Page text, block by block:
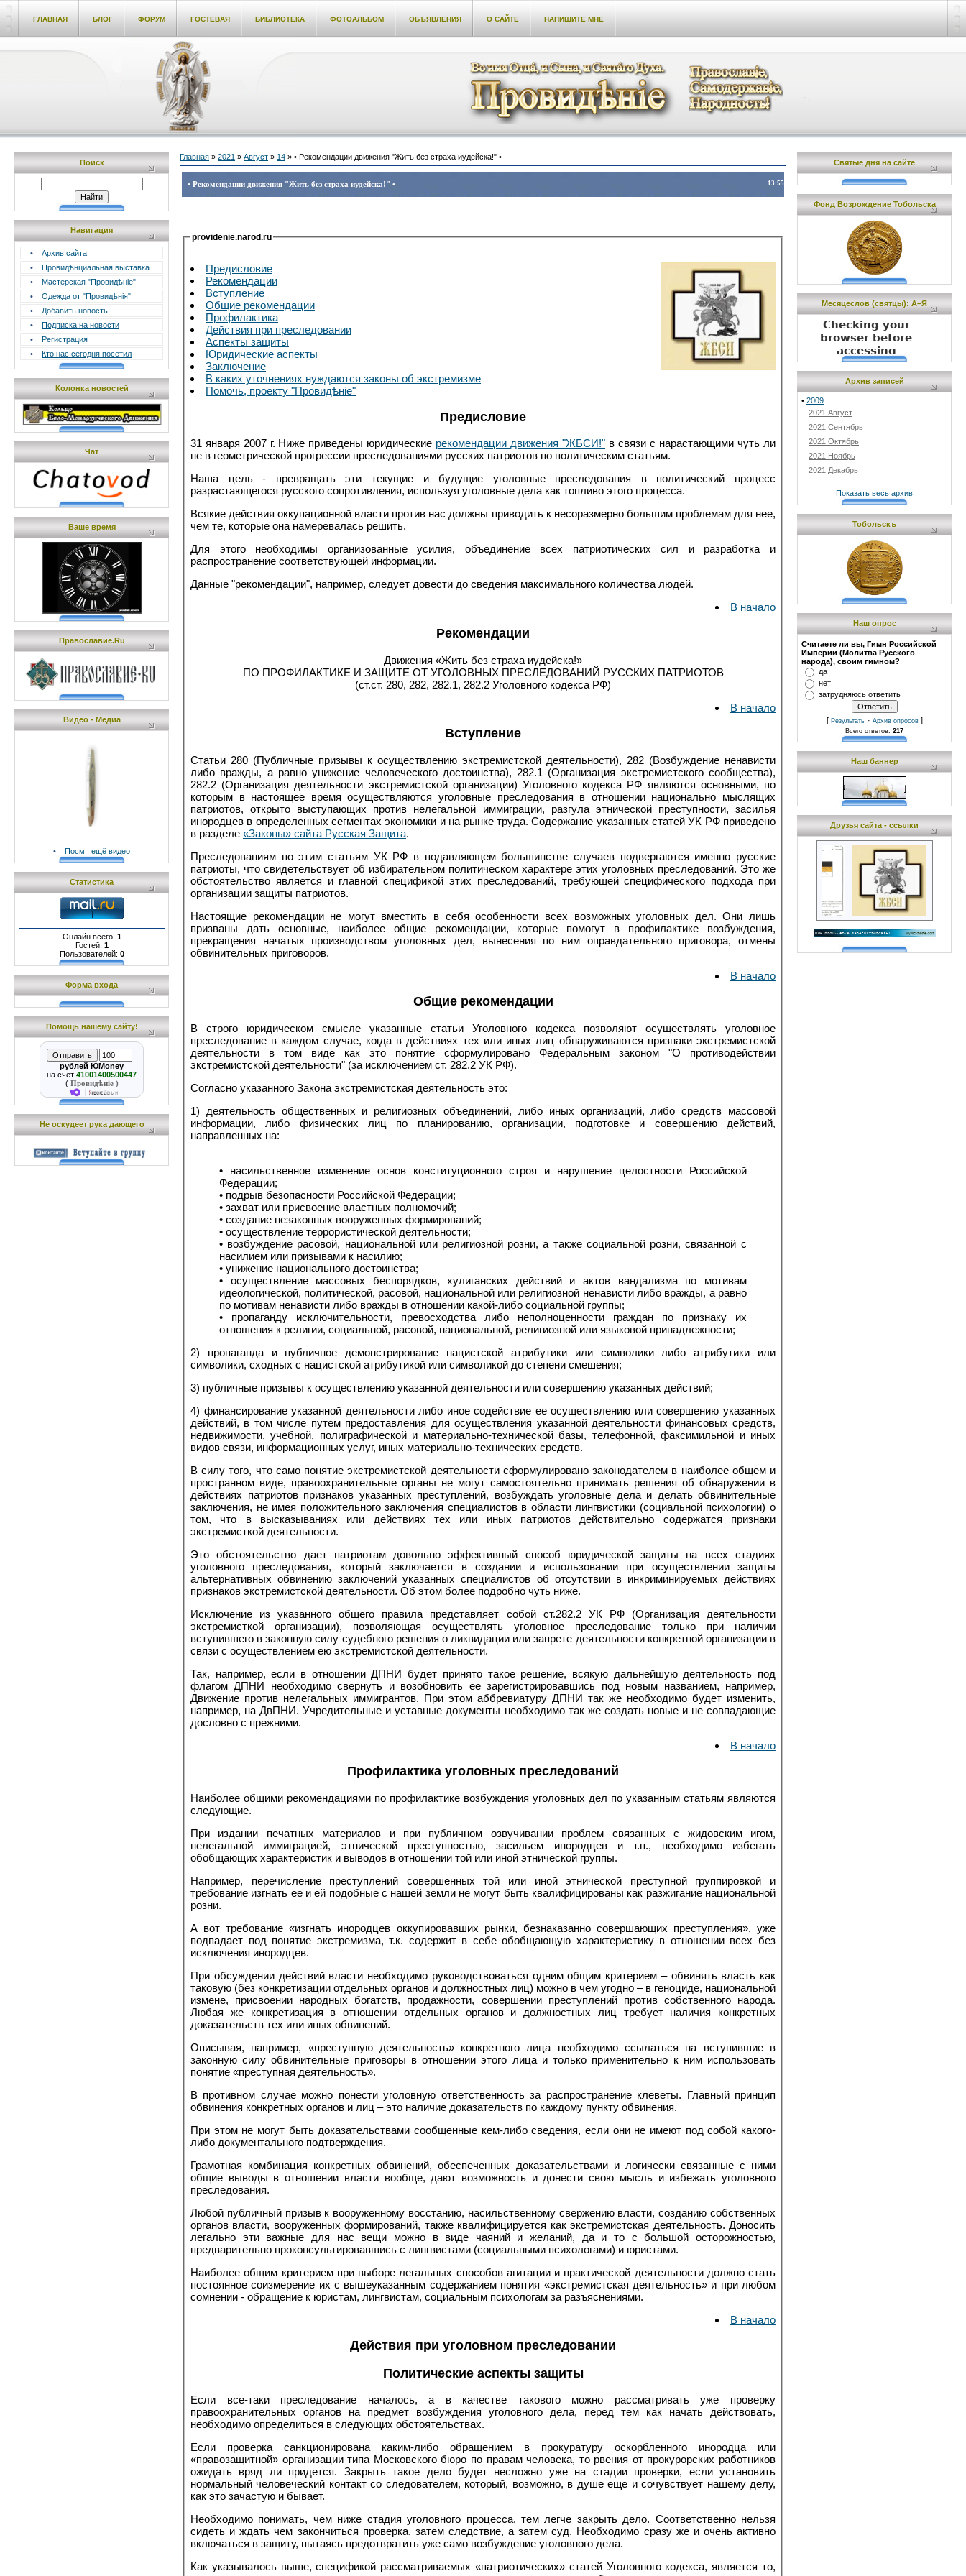
ГЛАВНАЯ БЛОГ ФОРУМ ГОСТЕВАЯ БИБЛИОТЕКА ФОТОАЛЬБОМ ОБЪЯВЛЕНИЯ О САЙТЕ НАПИШИТЕ МНЕ
Поиск
Навигация
•
Архив сайта
•
Провидѣнциальная выставка
•
Мастерская "Провидѣніе"
•
Одежда от "Провидѣнія"
•
Добавить новость
•
Подписка на новости
•
Регистрация
•
Кто нас сегодня посетил
Колонка новостей
Чат
Ваше время
Православие.Ru
Видео - Медиа
• Посм., ещё видео
Статистика
Онлайн всего: 1
Гостей: 1
Пользователей: 0
Форма входа
Помощь нашему сайту!
рублей ЮMoney
на счёт 41001400500447
( Провидѣніе )
Не оскудеет рука дающего
Главная » 2021 » Август » 14 » • Рекомендации движения "Жить без страха иудейска!" •
13:55
• Рекомендации движения "Жить без страха иудейска!" •
providenie.narod.ru
Предисловие
Рекомендации
Вступление
Общие рекомендации
Профилактика
Действия при преследовании
Аспекты защиты
Юридические аспекты
Заключение
В каких уточнениях нуждаются законы об экстремизме
Помочь, проекту "Провидѣніе"
Предисловие
31 января 2007 г. Ниже приведены юридические рекомендации движения "ЖБСИ!" в связи с нарастающими чуть ли
не в геометрической прогрессии преследованиями русских патриотов по политическим статьям.
Наша цель - превращать эти текущие и будущие уголовные преследования в политический процесс
разрастающегося русского сопротивления, используя уголовные дела как топливо этого процесса.
Всякие действия оккупационной власти против нас должны приводить к несоразмерно большим проблемам для нее,
чем те, которые она намеревалась решить.
Для этого необходимы организованные усилия, объединение всех патриотических сил и разработка и
распространение соответствующей информации.
Данные "рекомендации", например, следует довести до сведения максимального количества людей.
В начало
Рекомендации
Движения «Жить без страха иудейска!»
ПО ПРОФИЛАКТИКЕ И ЗАЩИТЕ ОТ УГОЛОВНЫХ ПРЕСЛЕДОВАНИЙ РУССКИХ ПАТРИОТОВ
(ст.ст. 280, 282, 282.1, 282.2 Уголовного кодекса РФ)
В начало
Вступление
Статьи 280 (Публичные призывы к осуществлению экстремистской деятельности), 282 (Возбуждение ненависти
либо вражды, а равно унижение человеческого достоинства), 282.1 (Организация экстремистского сообщества),
282.2 (Организация деятельности экстремистской организации) Уголовного кодекса РФ являются основными, по
которым в настоящее время осуществляются уголовные преследования в отношении национально мыслящих
патриотов, открыто выступающих против нелегальной иммиграции, разгула этнической преступности, засилья
инородцев в определенных сегментах экономики и на рынке труда. Содержание указанных статей УК РФ приведено
в разделе «Законы» сайта Русская Защита.
Преследованиям по этим статьям УК РФ в подавляющем большинстве случаев подвергаются именно русские
патриоты, что свидетельствует об избирательном политическом характере этих уголовных преследований. Это же
обстоятельство является и главной спецификой этих преследований, требующей специфического подхода при
организации защиты патриотов.
Настоящие рекомендации не могут вместить в себя особенности всех возможных уголовных дел. Они лишь
призваны дать основные, наиболее общие рекомендации, которые помогут в профилактике возбуждения,
прекращения начатых производством уголовных дел, вынесения по ним оправдательного приговора, отмены
обвинительных приговоров.
В начало
Общие рекомендации
В строго юридическом смысле указанные статьи Уголовного кодекса позволяют осуществлять уголовное
преследование в каждом случае, когда в действиях тех или иных лиц обнаруживаются признаки экстремистской
деятельности в том виде как это понятие сформулировано Федеральным законом "О противодействии
экстремистской деятельности" (за исключением ст. 282.2 УК РФ).
Согласно указанного Закона экстремистская деятельность это:
1) деятельность общественных и религиозных объединений, либо иных организаций, либо средств массовой
информации, либо физических лиц по планированию, организации, подготовке и совершению действий,
направленных на:
• насильственное изменение основ конституционного строя и нарушение целостности Российской
Федерации;
• подрыв безопасности Российской Федерации;
• захват или присвоение властных полномочий;
• создание незаконных вооруженных формирований;
• осуществление террористической деятельности;
• возбуждение расовой, национальной или религиозной розни, а также социальной розни, связанной с
насилием или призывами к насилию;
• унижение национального достоинства;
• осуществление массовых беспорядков, хулиганских действий и актов вандализма по мотивам
идеологической, политической, расовой, национальной или религиозной ненависти либо вражды, а равно
по мотивам ненависти либо вражды в отношении какой-либо социальной группы;
• пропаганду исключительности, превосходства либо неполноценности граждан по признаку их
отношения к религии, социальной, расовой, национальной, религиозной или языковой принадлежности;
2) пропаганда и публичное демонстрирование нацистской атрибутики или символики либо атрибутики или
символики, сходных с нацистской атрибутикой или символикой до степени смешения;
3) публичные призывы к осуществлению указанной деятельности или совершению указанных действий;
4) финансирование указанной деятельности либо иное содействие ее осуществлению или совершению указанных
действий, в том числе путем предоставления для осуществления указанной деятельности финансовых средств,
недвижимости, учебной, полиграфической и материально-технической базы, телефонной, факсимильной и иных
видов связи, информационных услуг, иных материально-технических средств.
В силу того, что само понятие экстремистской деятельности сформулировано законодателем в наиболее общем и
пространном виде, правоохранительные органы не могут самостоятельно принимать решения об обнаружении в
действиях патриотов признаков указанных преступлений, возбуждать уголовные дела и делать обвинительные
заключения, не имея положительного заключения специалистов в области лингвистики (социальной психологии) о
том, что в высказываниях или действиях тех или иных патриотов действительно содержатся признаки
экстремисткой деятельности.
Это обстоятельство дает патриотам довольно эффективный способ юридической защиты на всех стадиях
уголовного преследования, который заключается в создании и использовании при осуществлении защиты
альтернативных обвинению заключений указанных специалистов об отсутствии в инкриминируемых действиях
признаков экстремистской деятельности. Об этом более подробно чуть ниже.
Исключение из указанного общего правила представляет собой ст.282.2 УК РФ (Организация деятельности
экстремисткой организации), позволяющая осуществлять уголовное преследование только при наличии
вступившего в законную силу судебного решения о ликвидации или запрете деятельности конкретной организации в
связи с осуществлением ею экстремистской деятельности.
Так, например, если в отношении ДПНИ будет принято такое решение, всякую дальнейшую деятельность под
флагом ДПНИ необходимо свернуть и возобновить ее зарегистрировавшись под новым названием, например,
Движение против нелегальных иммигрантов. При этом аббревиатуру ДПНИ так же необходимо будет изменить,
например, на ДвПНИ. Учредительные и уставные документы необходимо так же создать новые и не совпадающие
дословно с прежними.
В начало
Профилактика уголовных преследований
Наиболее общими рекомендациями по профилактике возбуждения уголовных дел по указанным статьям являются
следующие.
При издании печатных материалов и при публичном озвучивании проблем связанных с жидовским игом,
нелегальной иммиграцией, этнической преступностью, засильем инородцев и т.п., необходимо избегать
обобщающих характеристик и выводов в отношении той или иной этнической группы.
Например, перечисление преступлений совершенных той или иной этнической преступной группировкой и
требование изгнать ее и ей подобные с нашей земли не могут быть квалифицированы как разжигание национальной
розни.
А вот требование «изгнать инородцев оккупировавших рынки, безнаказанно совершающих преступления», уже
подпадает под понятие экстремизма, т.к. содержит в себе обобщающую характеристику в отношении всех без
исключения инородцев.
При обсуждении действий власти необходимо руководствоваться одним общим критерием – обвинять власть как
таковую (без конкретизации отдельных органов и должностных лиц) можно в чем угодно – в геноциде, национальной
измене, присвоении народных богатств, продажности, совершении преступлений против собственного народа.
Любая же конкретизация в отношении отдельных органов и должностных лиц требует наличия конкретных
доказательств тех или иных обвинений.
Описывая, например, «преступную деятельность» конкретного лица необходимо ссылаться на вступившие в
законную силу обвинительные приговоры в отношении этого лица и только применительно к ним использовать
понятие «преступная деятельность».
В противном случае можно понести уголовную ответственность за распространение клеветы. Главный принцип
обвинения конкретных органов и лиц – это наличие доказательств по каждому пункту обвинения.
При этом не могут быть доказательствами сообщенные кем-либо сведения, если они не имеют под собой какого-
либо документального подтверждения.
Грамотная комбинация конкретных обвинений, обеспеченных доказательствами и логически связанные с ними
общие выводы в отношении власти вообще, дают возможность и донести свою мысль и избежать уголовного
преследования.
Любой публичный призыв к вооруженному восстанию, насильственному свержению власти, созданию собственных
органов власти, вооруженных формирований, также квалифицируется как экстремистская деятельность. Доносить
легально эти важные для нас вещи можно в виде чаяний и желаний, да и то с большой осторожностью,
предварительно проконсультировавшись с лингвистами (социальными психологами) и юристами.
Наиболее общим критерием при выборе легальных способов агитации и практической деятельности должно стать
постоянное соизмерение их с вышеуказанным содержанием понятия «экстремистская деятельность» и при любом
сомнении - обращение к юристам, лингвистам, социальным психологам за разъяснениями.
В начало
Действия при уголовном преследовании
Политические аспекты защиты
Если все-таки преследование началось, а в качестве такового можно рассматривать уже проверку
правоохранительных органов на предмет возбуждения уголовного дела, перед тем как начать действовать,
необходимо определиться в следующих обстоятельствах.
Если проверка санкционирована каким-либо обращением в прокуратуру оскорбленного инородца или
«правозащитной» организации типа Московского бюро по правам человека, то рвения от прокурорских работников
ожидать вряд ли придется. Закрыть такое дело будет несложно уже на стадии проверки, если установить
нормальный человеческий контакт со следователем, который, возможно, в душе еще и сочувствует нашему делу,
как это зачастую и бывает.
Необходимо понимать, чем ниже стадия уголовного процесса, тем легче закрыть дело. Соответственно нельзя
сидеть и ждать чем закончиться проверка, затем следствие, а затем суд. Необходимо сразу же и очень активно
включаться в защиту, пытаясь предотвратить уже само возбуждение уголовного дела.
Как указывалось выше, спецификой рассматриваемых «патриотических» статей Уголовного кодекса, является то,
Святые дня на сайте
Фонд Возрождение Тобольска
Месяцеслов (cвятцы): А–Я
Архив записей
• 2009
2021 Август
2021 Сентябрь
2021 Октябрь
2021 Ноябрь
2021 Декабрь
Показать весь архив
Тобольскъ
Наш опрос
Считаете ли вы, Гимн Российской
Империи (Молитва Русского
народа), своим гимном?
да
нет
затрудняюсь ответить
[ Результаты· Архив опросов]
Всего ответов: 217
Наш баннер
Друзья сайта - ссылки